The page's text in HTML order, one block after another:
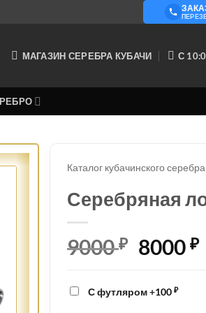
О
МАГАЗИН СЕРЕБРА КУБАЧИ С
Каталог кубачинского серебра
Серебряная
9000₽ 8000 ₽
С футляром+100 ₽